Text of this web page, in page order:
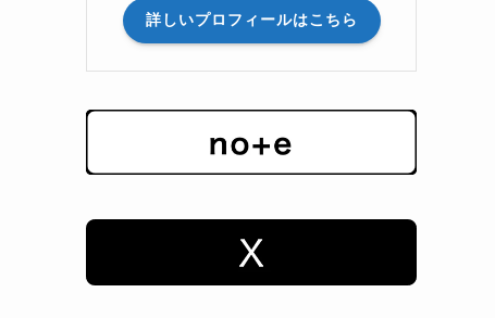
詳しいプロフィールはこちら